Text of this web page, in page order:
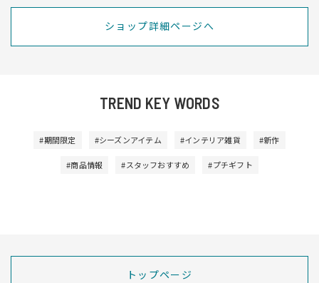
ショップ詳細ページへ
TREND KEY WORDS
#期間限定 #シーズンアイテム #インテリア雑貨 #新作
#商品情報 #スタッフおすすめ #プチギフト
トップページ